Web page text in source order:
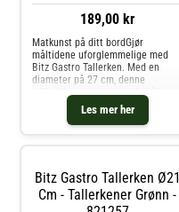
189,00 kr
Les mer her
Matkunst på ditt bordGjør
måltidene uforglemmelige med
Bitz Gastro Tallerken. Med en
diameter på 27 cm, denne
tallerkenen er designet for å
imponere. Den amberfargede
innsiden virker som en kunstnerisk
palett, klar til å vise frem dine
Bitz Gastro Tallerken Ø21
Cm - Tallerkener Grønn -